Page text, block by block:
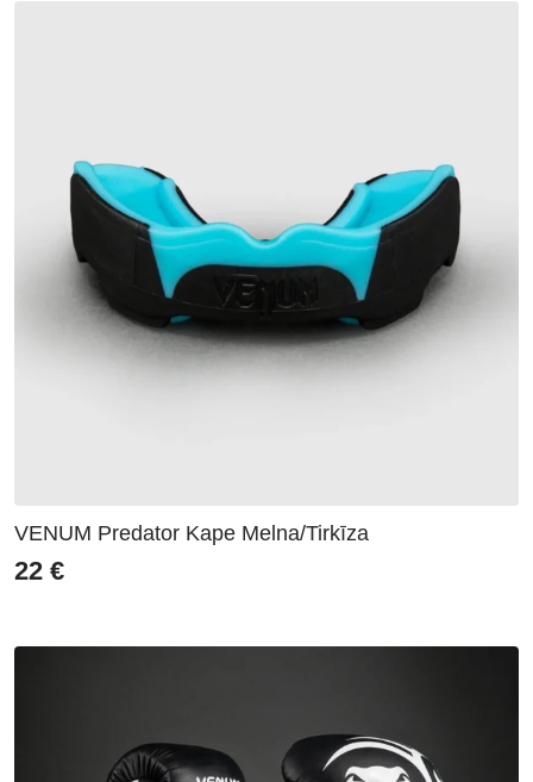
VENUM Predator Kape Melna/Tirkīza
22 €